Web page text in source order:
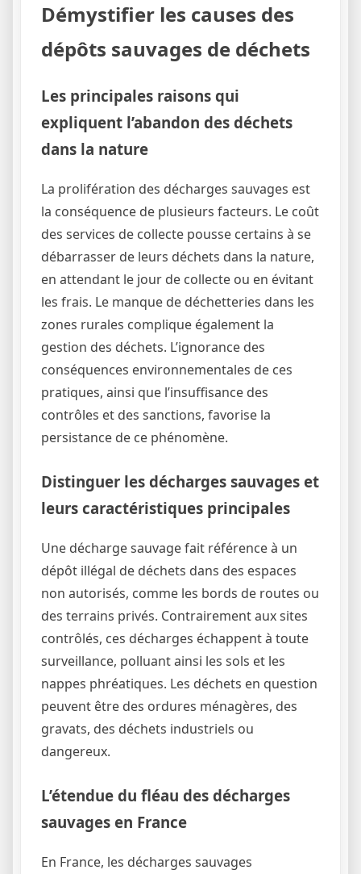
Démystifier les causes des
dépôts sauvages de déchets
Les principales raisons qui
expliquent l’abandon des déchets
dans la nature
La prolifération des décharges sauvages est
la conséquence de plusieurs facteurs. Le coût
des services de collecte pousse certains à se
débarrasser de leurs déchets dans la nature,
en attendant le jour de collecte ou en évitant
les frais. Le manque de déchetteries dans les
zones rurales complique également la
gestion des déchets. L’ignorance des
conséquences environnementales de ces
pratiques, ainsi que l’insuffisance des
contrôles et des sanctions, favorise la
persistance de ce phénomène.
Distinguer les décharges sauvages et
leurs caractéristiques principales
Une décharge sauvage fait référence à un
dépôt illégal de déchets dans des espaces
non autorisés, comme les bords de routes ou
des terrains privés. Contrairement aux sites
contrôlés, ces décharges échappent à toute
surveillance, polluant ainsi les sols et les
nappes phréatiques. Les déchets en question
peuvent être des ordures ménagères, des
gravats, des déchets industriels ou
dangereux.
L’étendue du fléau des décharges
sauvages en France
En France, les décharges sauvages